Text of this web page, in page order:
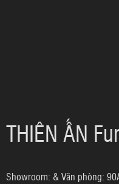
THIÊN ẤN
Showroom: & Văn phòng: